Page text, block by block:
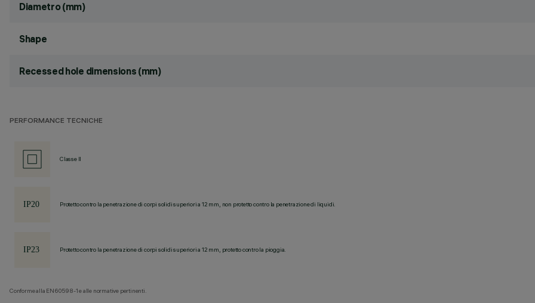
Diametro (mm)
Shape
Recessed hole dimensions (mm)
PERFORMANCE TECNICHE
Classe II
Protetto contro la penetrazione di corpi solidi superiori a 12 mm, non protetto contro la penetrazione di liquidi.
Protetto contro la penetrazione di corpi solidi superiori a 12 mm, protetto contro la pioggia.
Conforme alla EN60598-1 e alle normative pertinenti.